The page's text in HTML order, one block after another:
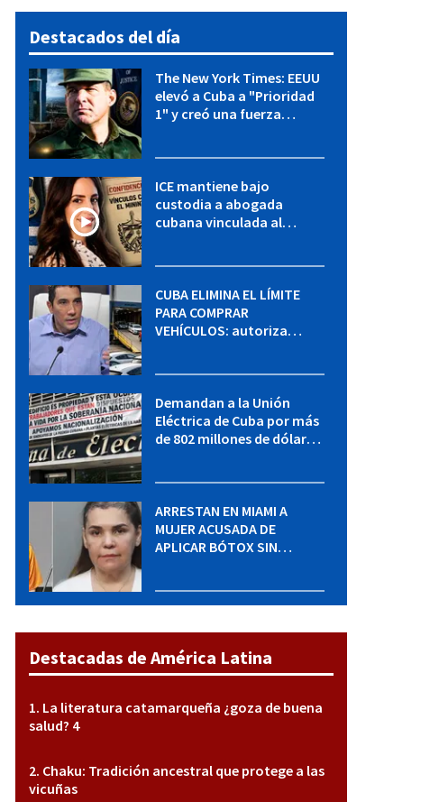
Destacados del día
The New York Times: EEUU
elevó a Cuba a "Prioridad
1" y creó una fuerza
ICE mantiene bajo
custodia a abogada
cubana vinculada al
CUBA ELIMINA EL LÍMITE
PARA COMPRAR
VEHÍCULOS: autoriza
Demandan a la Unión
Eléctrica de Cuba por más
de 802 millones de dólares
ARRESTAN EN MIAMI A
MUJER ACUSADA DE
APLICAR BÓTOX SIN
caso
Destacadas de América Latina
La literatura catamarqueña ¿goza de buena
salud? 4
Chaku: Tradición ancestral que protege a las
vicuñas